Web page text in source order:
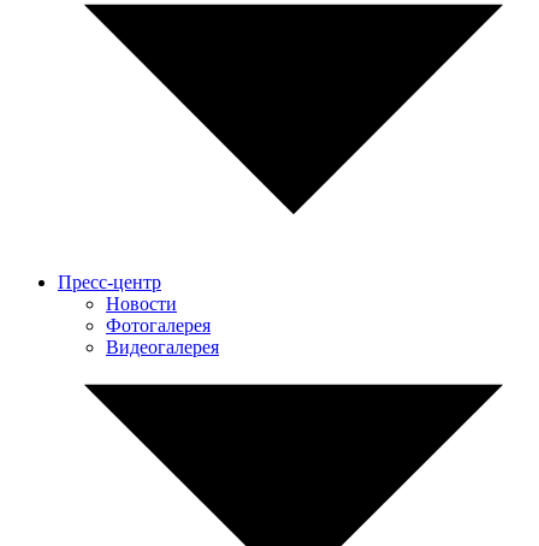
Пресс-центр
Новости
Фотогалерея
Видеогалерея